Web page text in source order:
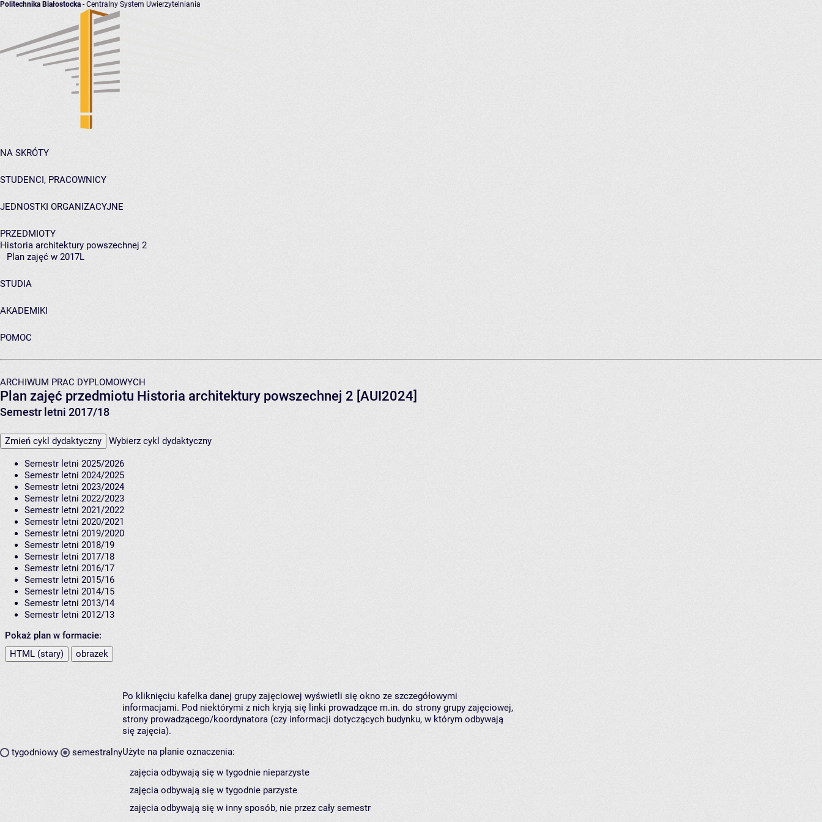
Politechnika Białostocka - Centralny System Uwierzytelniania
NA SKRÓTY
STUDENCI, PRACOWNICY
JEDNOSTKI ORGANIZACYJNE
PRZEDMIOTY
Historia architektury powszechnej 2
Plan zajęć w 2017L
STUDIA
AKADEMIKI
POMOC
ARCHIWUM PRAC DYPLOMOWYCH
Plan zajęć przedmiotu Historia architektury powszechnej 2 [AUI2024]
Semestr letni 2017/18
Zmień cykl dydaktyczny Wybierz cykl dydaktyczny
Semestr letni 2025/2026
Semestr letni 2024/2025
Semestr letni 2023/2024
Semestr letni 2022/2023
Semestr letni 2021/2022
Semestr letni 2020/2021
Semestr letni 2019/2020
Semestr letni 2018/19
Semestr letni 2017/18
Semestr letni 2016/17
Semestr letni 2015/16
Semestr letni 2014/15
Semestr letni 2013/14
Semestr letni 2012/13
Pokaż plan w formacie:
HTML (stary)
obrazek
tygodniowy semestralny
Po kliknięciu kafelka danej grupy zajęciowej wyświetli się okno ze szczegółowymi
informacjami. Pod niektórymi z nich kryją się linki prowadzące m.in. do strony grupy zajęciowej,
strony prowadzącego/koordynatora (czy informacji dotyczących budynku, w którym odbywają
się zajęcia).
Użyte na planie oznaczenia:
zajęcia odbywają się w tygodnie nieparzyste
zajęcia odbywają się w tygodnie parzyste
zajęcia odbywają się w inny sposób, nie przez cały semestr